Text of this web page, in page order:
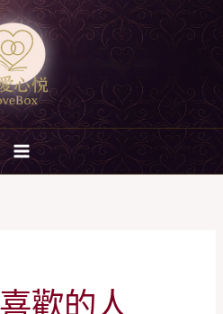
歡的人